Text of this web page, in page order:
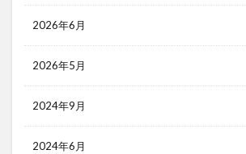
2026年6月
2026年5月
2024年9月
2024年6月